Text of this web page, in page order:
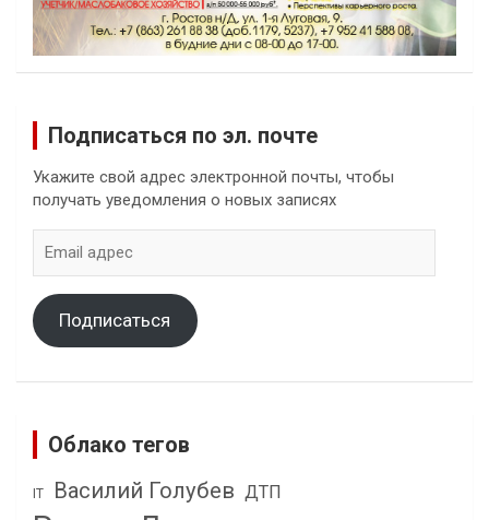
Подписаться по эл. почте
Укажите свой адрес электронной почты, чтобы
получать уведомления о новых записях
адрес
Подписаться
Облако тегов
IT Василий Голубев ДТП